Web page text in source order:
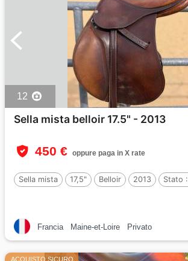
12
Sella mista belloir 17.5" - 2013
450 € oppure paga in X rate
Sella mista 17,5" Belloir 2013 Stato :
Francia Maine-et-Loire Privato
ACQUISTO SICURO